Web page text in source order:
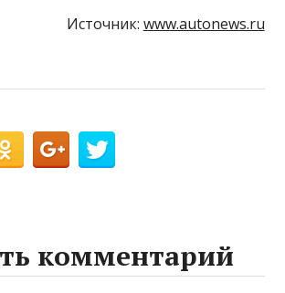
Источник: www.autonews.ru
комментарий